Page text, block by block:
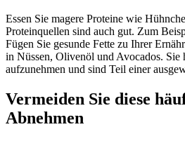
Essen Sie magere Proteine wie
Proteinquellen sind auch gut. Zum
Fügen Sie gesunde Fette zu Ihrer
in Nüssen, Olivenöl und Avocados. Sie
aufzunehmen und sind Teil einer
Vermeiden Sie diese
Abnehmen